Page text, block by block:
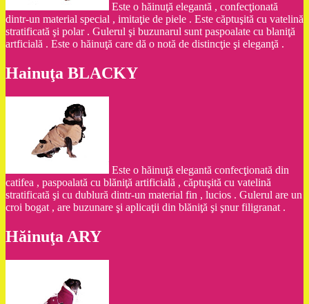
Este o hăinuţă elegantă , confecţionată
dintr-un material special , imitaţie de piele . Este căptuşită cu vatelină
stratificată şi polar . Gulerul şi buzunarul sunt paspoalate cu blaniţă
artficială . Este o hăinuţă care dă o notă de distincţie şi eleganţă .
Hainuţa BLACKY
Este o hăinuţă elegantă confecţionată din
catifea , paspoalată cu blăniţă artificială , căptuşită cu vatelină
stratificată şi cu dublură dintr-un material fin , lucios . Gulerul are un
croi bogat , are buzunare şi aplicaţii din blăniţă şi şnur filigranat .
Hăinuţa ARY